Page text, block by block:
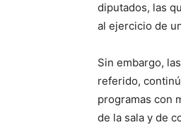
diputados, las
al ejercicio de
Sin embargo,
referido,
programas con
de la sala y de